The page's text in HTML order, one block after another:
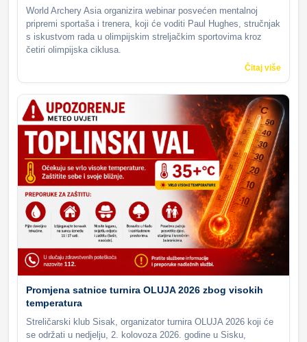
World Archery Asia organizira webinar posvećen mentalnoj
pripremi sportaša i trenera, koji će voditi Paul Hughes, stručnjak
s iskustvom rada u olimpijskim streljačkim sportovima kroz
četiri olimpijska ciklusa.
Čitaj više
Promjena satnice turnira OLUJA 2026 zbog visokih
temperatura
Streličarski klub Sisak, organizator turnira OLUJA 2026 koji će
se održati u nedjelju, 2. kolovoza 2026. godine u Sisku,